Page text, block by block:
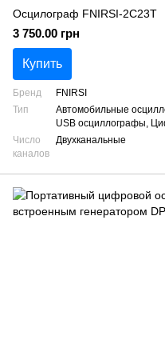
Осцилограф FNIRSI-2C23T
3 750.00 грн
Купить
Бренд
FNIRSI
Тип
Автомобильные
USB осциллографы,
Число
каналов
Двухканальные